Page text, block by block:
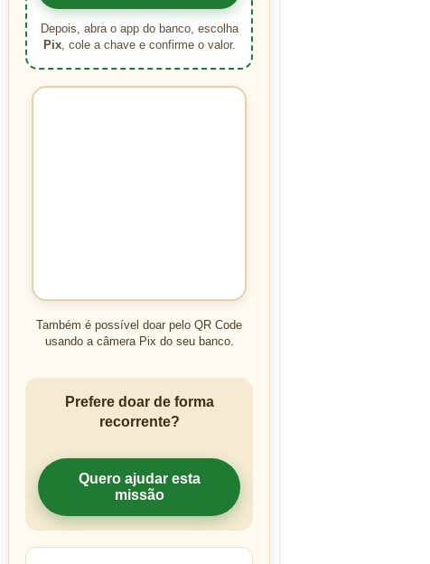
Depois, abra o app do banco, escolha
Pix, cole a chave e confirme o valor.
Também é possível doar pelo QR Code
usando a câmera Pix do seu banco.
Prefere doar de forma
recorrente?
Quero ajudar esta
missão